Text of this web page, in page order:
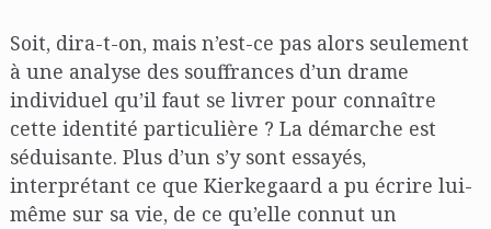
Soit, dira-t-on, mais n’est-ce pas alors seulement
à une analyse des souffrances d’un drame
individuel qu’il faut se livrer pour connaître
cette identité particulière ? La démarche est
séduisante. Plus d’un s’y sont essayés,
interprétant ce que Kierkegaard a pu écrire lui-
même sur sa vie, de ce qu’elle connut un